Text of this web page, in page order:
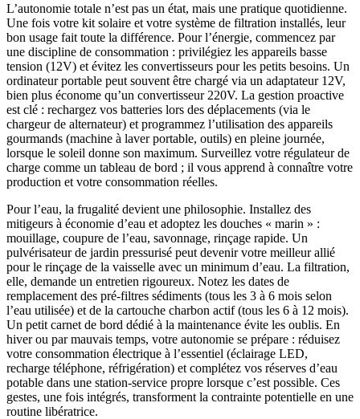
L’autonomie totale n’est pas un état, mais une pratique quotidienne.
Une fois votre kit solaire et votre système de filtration installés, leur
bon usage fait toute la différence. Pour l’énergie, commencez par
une discipline de consommation : privilégiez les appareils basse
tension (12V) et évitez les convertisseurs pour les petits besoins. Un
ordinateur portable peut souvent être chargé via un adaptateur 12V,
bien plus économe qu’un convertisseur 220V. La gestion proactive
est clé : rechargez vos batteries lors des déplacements (via le
chargeur de alternateur) et programmez l’utilisation des appareils
gourmands (machine à laver portable, outils) en pleine journée,
lorsque le soleil donne son maximum. Surveillez votre régulateur de
charge comme un tableau de bord ; il vous apprend à connaître votre
production et votre consommation réelles.
Pour l’eau, la frugalité devient une philosophie. Installez des
mitigeurs à économie d’eau et adoptez les douches « marin » :
mouillage, coupure de l’eau, savonnage, rinçage rapide. Un
pulvérisateur de jardin pressurisé peut devenir votre meilleur allié
pour le rinçage de la vaisselle avec un minimum d’eau. La filtration,
elle, demande un entretien rigoureux. Notez les dates de
remplacement des pré-filtres sédiments (tous les 3 à 6 mois selon
l’eau utilisée) et de la cartouche charbon actif (tous les 6 à 12 mois).
Un petit carnet de bord dédié à la maintenance évite les oublis. En
hiver ou par mauvais temps, votre autonomie se prépare : réduisez
votre consommation électrique à l’essentiel (éclairage LED,
recharge téléphone, réfrigération) et complétez vos réserves d’eau
potable dans une station-service propre lorsque c’est possible. Ces
gestes, une fois intégrés, transforment la contrainte potentielle en une
routine libératrice.